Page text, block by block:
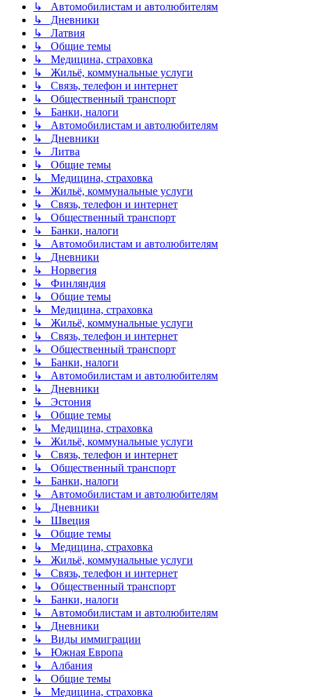
↳ Автомобилистам и автолюбителям
↳ Дневники
↳ Латвия
↳ Общие темы
↳ Медицина, страховка
↳ Жильё, коммунальные услуги
↳ Связь, телефон и интернет
↳ Общественный транспорт
↳ Банки, налоги
↳ Автомобилистам и автолюбителям
↳ Дневники
↳ Литва
↳ Общие темы
↳ Медицина, страховка
↳ Жильё, коммунальные услуги
↳ Связь, телефон и интернет
↳ Общественный транспорт
↳ Банки, налоги
↳ Автомобилистам и автолюбителям
↳ Дневники
↳ Норвегия
↳ Финляндия
↳ Общие темы
↳ Медицина, страховка
↳ Жильё, коммунальные услуги
↳ Связь, телефон и интернет
↳ Общественный транспорт
↳ Банки, налоги
↳ Автомобилистам и автолюбителям
↳ Дневники
↳ Эстония
↳ Общие темы
↳ Медицина, страховка
↳ Жильё, коммунальные услуги
↳ Связь, телефон и интернет
↳ Общественный транспорт
↳ Банки, налоги
↳ Автомобилистам и автолюбителям
↳ Дневники
↳ Швеция
↳ Общие темы
↳ Медицина, страховка
↳ Жильё, коммунальные услуги
↳ Связь, телефон и интернет
↳ Общественный транспорт
↳ Банки, налоги
↳ Автомобилистам и автолюбителям
↳ Дневники
↳ Виды иммиграции
↳ Южная Европа
↳ Албания
↳ Общие темы
↳ Медицина, страховка